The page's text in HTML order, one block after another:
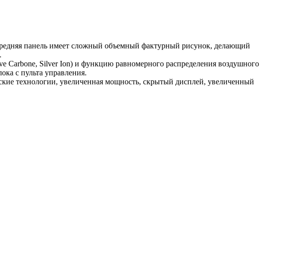
панель имеет сложный объемный фактурный рисунок, делающий
Carbone, Silver Ion) и функцию равномерного распределения воздушного
с пульта управления.
технологии, увеличенная мощность, скрытый дисплей, увеличенный